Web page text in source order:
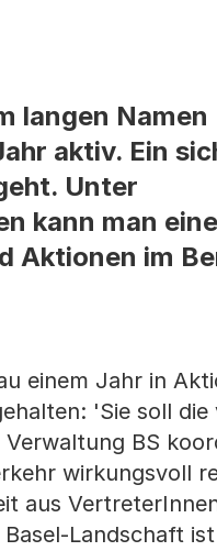
langen
aktiv. Ein
Unter
kann man
Aktionen im
einem Jahr in
'Sie soll die
BS
wirkungsvoll
aus
Landschaft